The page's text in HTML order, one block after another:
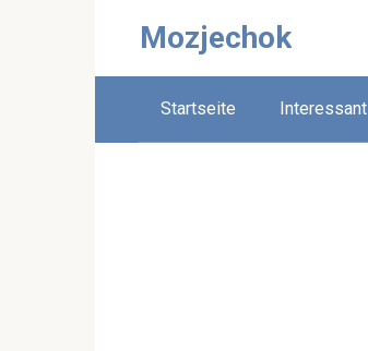
Mozjechok
Startseite Interessant